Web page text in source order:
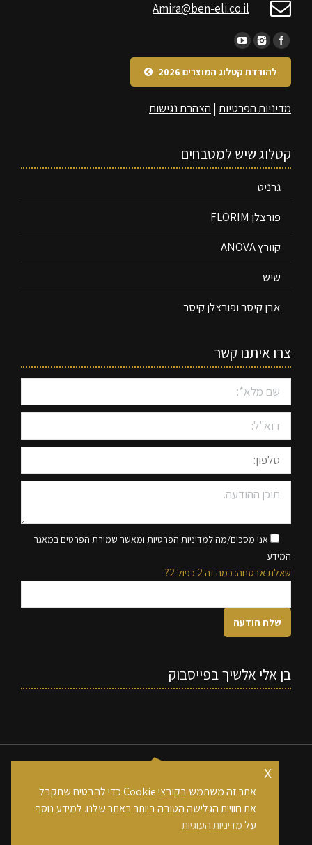
Amira@ben-eli.co.il
להורדת קטלוג המוצרים 2026
מדיניות הפרטיות | הצהרת נגישות
קטלוג שיש למטבחים
גרניט
פורצלן FLORIM
קוורץ ANOVA
שיש
אבן קיסר ופורצלן קיסר
צרו איתנו קשר
אני מסכים/מה למדיניות הפרטיות ומאשר שמירת הפרטים במאגר
המידע
שאלת אבטחה: כמה זה 2 כפול 2?
בן אלי אלשיך בפייסבוק
כל הזכויות שמורות לחברת בן אלי אלשיך בע"מ
אתר זה משתמש בקובצי Cookie כדי להבטיח שתקבל
את חוויית הגלישה הטובה ביותר באתר שלנו. למידע נוסף
עלמדיניות העוגיות
x